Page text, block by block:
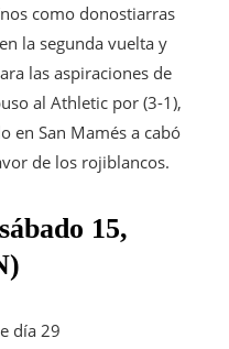
como donostiarras
la segunda vuelta y
las aspiraciones de
al Athletic por (3-1),
en San Mamés a cabó
de los rojiblancos.
15,
día 29